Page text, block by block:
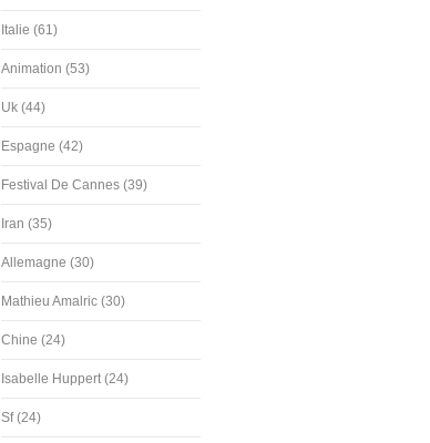
Italie (61)
Animation (53)
Uk (44)
Espagne (42)
Festival De Cannes (39)
Iran (35)
Allemagne (30)
Mathieu Amalric (30)
Chine (24)
Isabelle Huppert (24)
Sf (24)